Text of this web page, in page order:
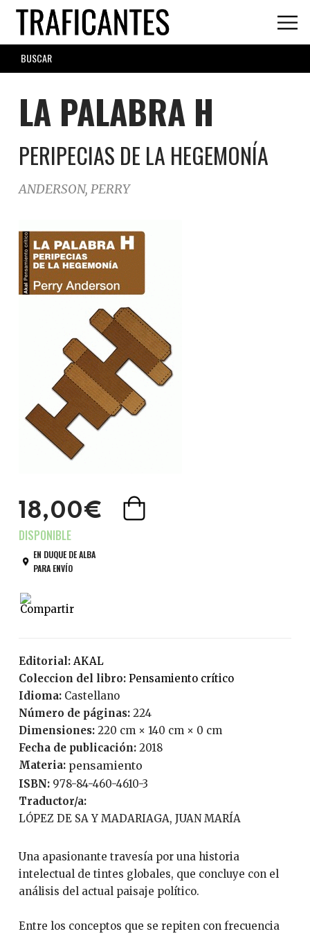
Skip
main
content
SEARCH
FORM
LA PALABRA H
PERIPECIAS DE LA HEGEMONÍA
ANDERSON, PERRY
18,00€
EN DUQUE DE ALBA
PARA ENVÍO
Editorial:
AKAL
Coleccion del libro:
Pensamiento crítico
Idioma:
Castellano
Número de páginas:
224
Dimensiones: 220 cm × 140 cm × 0 cm
Fecha de publicación:
2018
Materia: pensamiento
ISBN:
978-84-460-4610-3
Traductor/a:
LÓPEZ DE SA Y MADARIAGA, JUAN MARÍA
Una apasionante travesía por una historia
intelectual de tintes globales, que concluye con el
análisis del actual paisaje político.
Entre los conceptos que se repiten con frecuencia